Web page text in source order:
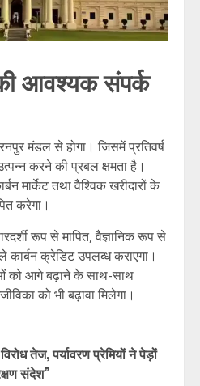
आवश्यक संपर्क
मंडल से होगा। जिसमें प्रतिवर्ष
करने की प्रबल क्षमता है।
मार्केट तथा वैश्विक खरीदारों के
करेगा।
रूप से मापित, वैज्ञानिक रूप से
कार्बन क्रेडिट उपलब्ध कराएगा।
को आगे बढ़ाने के साथ-साथ
को भी बढ़ावा मिलेगा।
तेज, पर्यावरण प्रेमियों ने पेड़ों
संदेश”